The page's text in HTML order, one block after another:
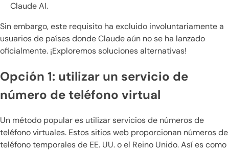
Claude AI.
Sin embargo, este requisito ha excluido involuntariamente a
usuarios de países donde Claude aún no se ha lanzado
oficialmente. ¡Exploremos soluciones alternativas!
Opción 1: utilizar un servicio de
número de teléfono virtual
Un método popular es utilizar servicios de números de
teléfono virtuales. Estos sitios web proporcionan números de
teléfono temporales de EE. UU. o el Reino Unido. Así es como